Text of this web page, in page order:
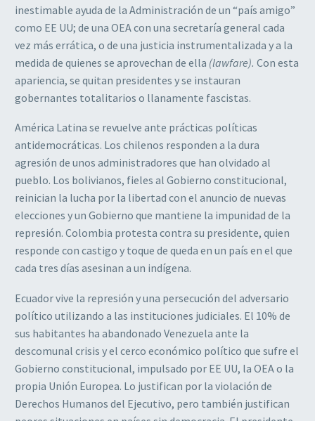
inestimable ayuda de la Administración de un “país amigo”
como EE UU; de una OEA con una secretaría general cada
vez más errática, o de una justicia instrumentalizada y a la
medida de quienes se aprovechan de ella (lawfare). Con esta
apariencia, se quitan presidentes y se instauran
gobernantes totalitarios o llanamente fascistas.
América Latina se revuelve ante prácticas políticas
antidemocráticas. Los chilenos responden a la dura
agresión de unos administradores que han olvidado al
pueblo. Los bolivianos, fieles al Gobierno constitucional,
reinician la lucha por la libertad con el anuncio de nuevas
elecciones y un Gobierno que mantiene la impunidad de la
represión. Colombia protesta contra su presidente, quien
responde con castigo y toque de queda en un país en el que
cada tres días asesinan a un indígena.
Ecuador vive la represión y una persecución del adversario
político utilizando a las instituciones judiciales. El 10% de
sus habitantes ha abandonado Venezuela ante la
descomunal crisis y el cerco económico político que sufre el
Gobierno constitucional, impulsado por EE UU, la OEA o la
propia Unión Europea. Lo justifican por la violación de
Derechos Humanos del Ejecutivo, pero también justifican